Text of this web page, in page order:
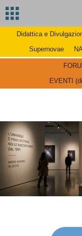
Didattica e
Supernovae
EVENTI